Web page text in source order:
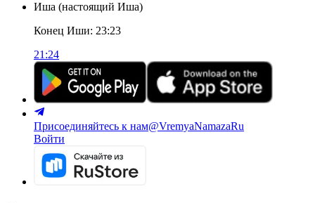
Иша (настоящий Иша)
Конец Иши: 23:23
21:24
Присоединяйтесь к нам@VremyaNamazaRu
Войти